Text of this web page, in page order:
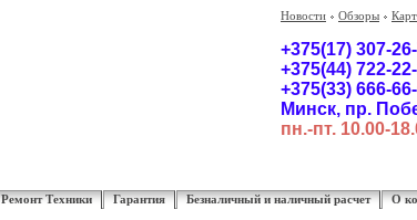
Новости Обзоры
+375(17) 307-
+375(44) 722-
+375(33) 666-
Минск, пр.
пн.-пт. 10.00-
Ремонт Техники Гарантия Безналичный и наличный расчет О